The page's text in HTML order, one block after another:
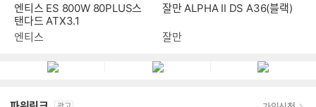
엔티스 ES 800W 80PLUS스
탠다드 ATX3.1
엔티스
잘만 ALPHA II DS A36(블랙)
잘만